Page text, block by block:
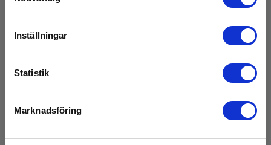
Inställningar
Statistik
Marknadsföring
Snart på lager igen